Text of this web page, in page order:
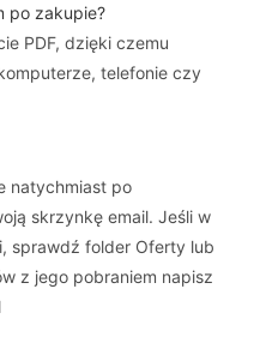
po zakupie?
PDF, dzięki czemu
telefonie czy
natychmiast po
skrzynkę email. Jeśli w
sprawdź folder Oferty lub
z jego pobraniem napisz